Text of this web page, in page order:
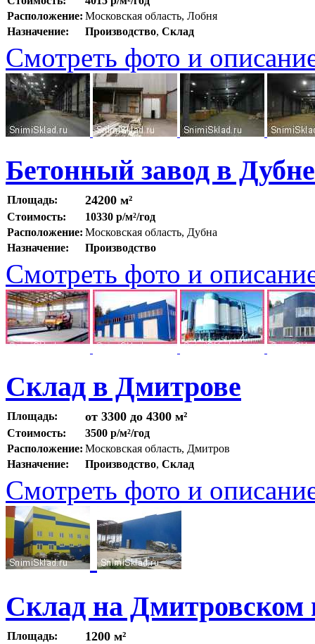
Расположение: Московская область, Лобня
Назначение:
Производство, Склад
Смотреть фото и
Бетонный завод в Дубне
Площадь: 24200 м²
Стоимость:
10330 р/м²/год
Расположение: Московская область, Дубна
Назначение:
Производство
Смотреть фото и
Склад в Дмитрове
Площадь: от 3300 до 4300 м²
Стоимость:
3500 р/м²/год
Расположение: Московская область, Дмитров
Назначение:
Производство, Склад
Смотреть фото и
Склад на Дмитровском
Площадь: 1200 м²